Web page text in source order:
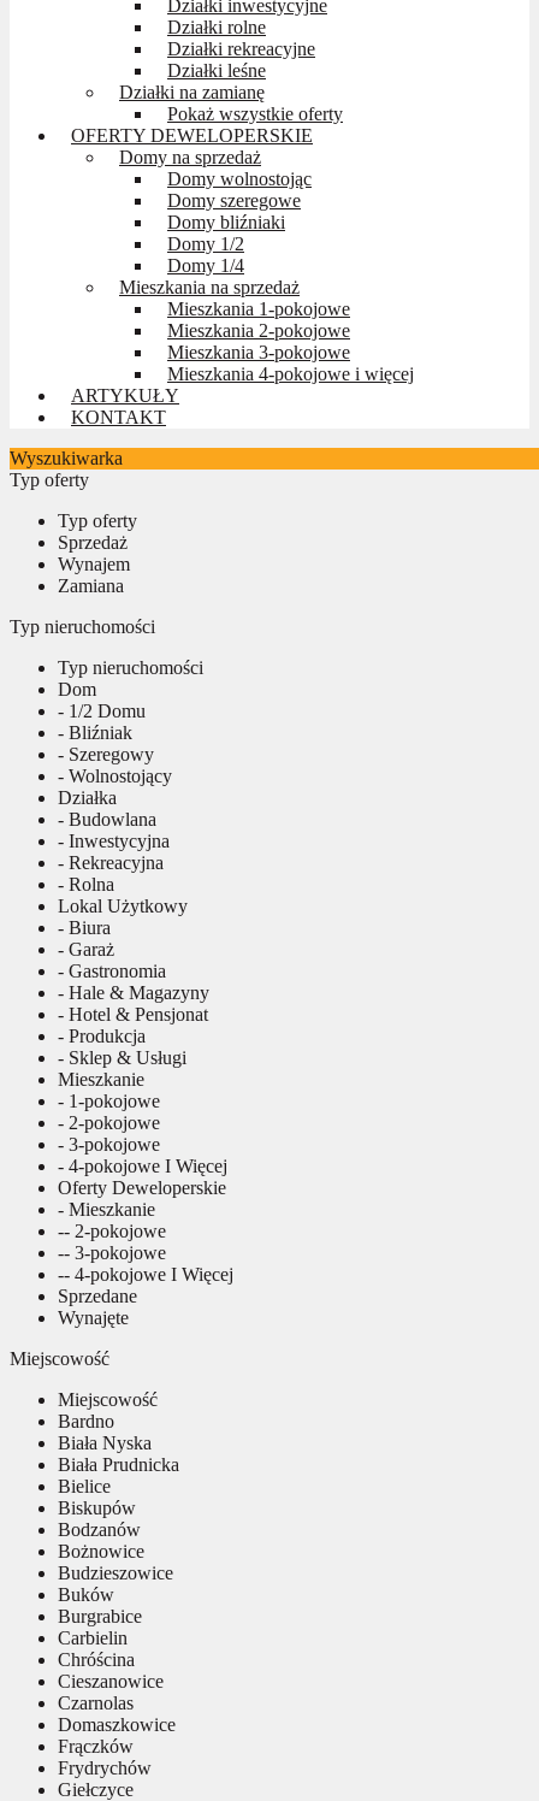
Działki inwestycyjne
Działki rolne
Działki rekreacyjne
Działki leśne
Działki na zamianę
Pokaż wszystkie oferty
OFERTY DEWELOPERSKIE
Domy na sprzedaż
Domy wolnostojąc
Domy szeregowe
Domy bliźniaki
Domy 1/2
Domy 1/4
Mieszkania na sprzedaż
Mieszkania 1-pokojowe
Mieszkania 2-pokojowe
Mieszkania 3-pokojowe
Mieszkania 4-pokojowe i więcej
ARTYKUŁY
KONTAKT
Wyszukiwarka
Typ oferty
Typ oferty
Sprzedaż
Wynajem
Zamiana
Typ nieruchomości
Typ nieruchomości
Dom
- 1/2 Domu
- Bliźniak
- Szeregowy
- Wolnostojący
Działka
- Budowlana
- Inwestycyjna
- Rekreacyjna
- Rolna
Lokal Użytkowy
- Biura
- Garaż
- Gastronomia
- Hale & Magazyny
- Hotel & Pensjonat
- Produkcja
- Sklep & Usługi
Mieszkanie
- 1-pokojowe
- 2-pokojowe
- 3-pokojowe
- 4-pokojowe I Więcej
Oferty Deweloperskie
- Mieszkanie
-- 2-pokojowe
-- 3-pokojowe
-- 4-pokojowe I Więcej
Sprzedane
Wynajęte
Miejscowość
Miejscowość
Bardno
Biała Nyska
Biała Prudnicka
Bielice
Biskupów
Bodzanów
Bożnowice
Budzieszowice
Buków
Burgrabice
Carbielin
Chróścina
Cieszanowice
Czarnolas
Domaszkowice
Frączków
Frydrychów
Giełczyce